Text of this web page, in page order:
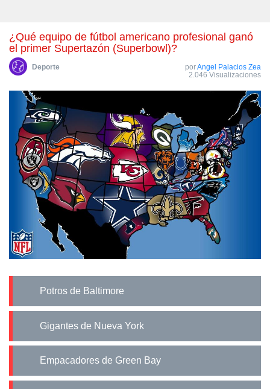
¿Qué equipo de fútbol americano profesional ganó
el primer Supertazón (Superbowl)?
Deporte porAngel Palacios Zea
2.046 Visualizaciones
Potros de Baltimore
Gigantes de Nueva York
Empacadores de Green Bay